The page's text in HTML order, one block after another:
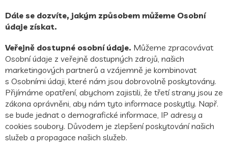
Dále se dozvíte, jakým způsobem můžeme Osobní
údaje získat.
Veřejně dostupné osobní údaje. Můžeme zpracovávat
Osobní údaje z veřejně dostupných zdrojů, našich
marketingových partnerů a vzájemně je kombinovat
s Osobními údaji, které nám jsou dobrovolně poskytovány.
Přijímáme opatření, abychom zajistili, že třetí strany jsou ze
zákona oprávněni, aby nám tyto informace poskytly. Např.
se bude jednat o demografické informace, IP adresy a
cookies soubory. Důvodem je zlepšení poskytování našich
služeb a propagace našich služeb.